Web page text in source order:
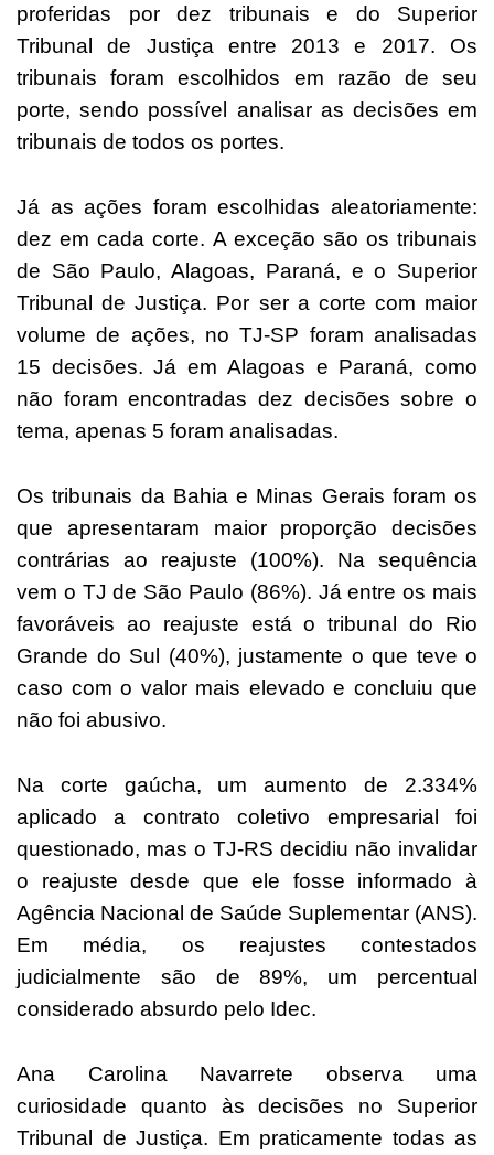
proferidas por dez tribunais e do Superior
Tribunal de Justiça entre 2013 e 2017. Os
tribunais foram escolhidos em razão de seu
porte, sendo possível analisar as decisões em
tribunais de todos os portes.
Já as ações foram escolhidas aleatoriamente:
dez em cada corte. A exceção são os tribunais
de São Paulo, Alagoas, Paraná, e o Superior
Tribunal de Justiça. Por ser a corte com maior
volume de ações, no TJ-SP foram analisadas
15 decisões. Já em Alagoas e Paraná, como
não foram encontradas dez decisões sobre o
tema, apenas 5 foram analisadas.
Os tribunais da Bahia e Minas Gerais foram os
que apresentaram maior proporção decisões
contrárias ao reajuste (100%). Na sequência
vem o TJ de São Paulo (86%). Já entre os mais
favoráveis ao reajuste está o tribunal do Rio
Grande do Sul (40%), justamente o que teve o
caso com o valor mais elevado e concluiu que
não foi abusivo.
Na corte gaúcha, um aumento de 2.334%
aplicado a contrato coletivo empresarial foi
questionado, mas o TJ-RS decidiu não invalidar
o reajuste desde que ele fosse informado à
Agência Nacional de Saúde Suplementar (ANS).
Em média, os reajustes contestados
judicialmente são de 89%, um percentual
considerado absurdo pelo Idec.
Ana Carolina Navarrete observa uma
curiosidade quanto às decisões no Superior
Tribunal de Justiça. Em praticamente todas as